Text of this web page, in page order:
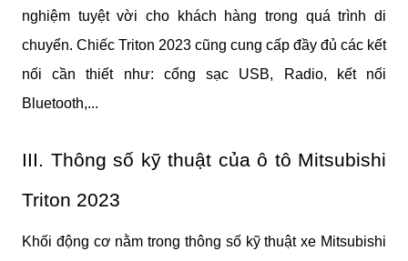
nghiệm tuyệt vời cho khách hàng trong quá trình di
chuyển. Chiếc Triton 2023 cũng cung cấp đầy đủ các kết
nối cần thiết như: cổng sạc USB, Radio, kết nối
Bluetooth,...
III. Thông số kỹ thuật của ô tô Mitsubishi
Triton 2023
Khối động cơ nằm trong thông số kỹ thuật xe Mitsubishi